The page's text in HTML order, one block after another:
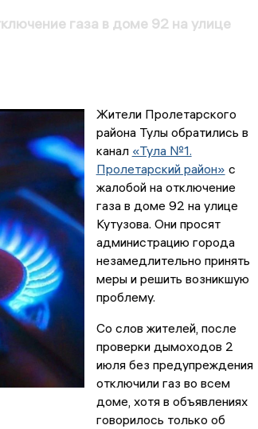
газа в доме 92 на улице
Жители Пролетарского
района Тулы обратились в
канал «Тула №1.
Пролетарский район» с
жалобой на отключение
газа в доме 92 на улице
Кутузова. Они просят
администрацию города
незамедлительно принять
меры и решить возникшую
проблему.
Со слов жителей, после
проверки дымоходов 2
июля без предупреждения
отключили газ во всем
доме, хотя в объявлениях
говорилось только об